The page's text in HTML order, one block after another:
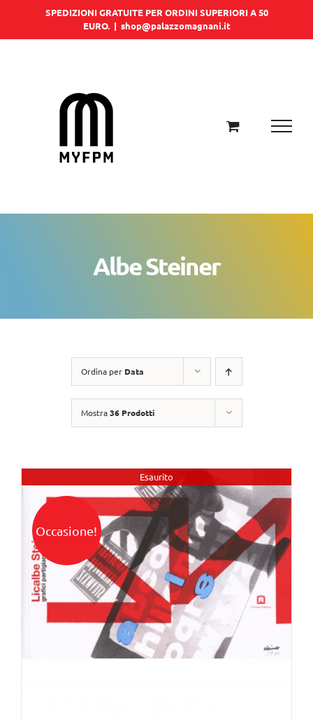
SPEDIZIONI GRATUITE PER ORDINI SUPERIORI A 50
EURO. | shop@palazzomagnani.it
Albe Steiner
Ordina per Data
Mostra36 Prodotti
Esaurito
Occasione!